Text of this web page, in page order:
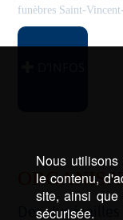
funèbres Saint-
Des
Nous
le contenu,
site, ainsi que
sécurisée.